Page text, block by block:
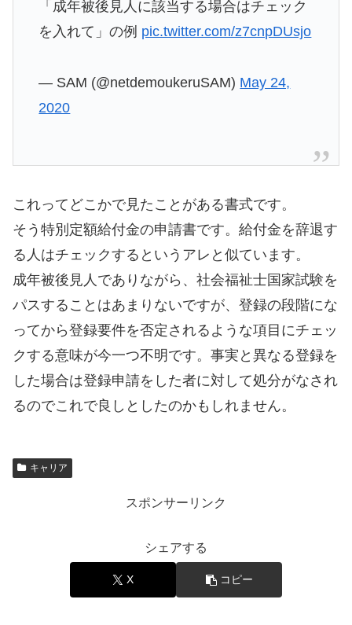
「成年被後見人に該当する場合はチェック
を入れて」の例 pic.twitter.com/z7cnpDUsjo
— SAM (@netdemoukeruSAM) May 24,
2020
これってどこかで見たことがある書式です。
そう特別定額給付金の申請書です。給付金を辞退す
る人はチェックするというアレと似ています。
成年被後見人でありながら、社会福祉士国家試験を
パスすることはあまりないですが、登録の段階にな
ってから登録要件を否定されるような項目にチェッ
クする意味が今一つ不明です。事実と異なる登録を
した場合は登録申請をした者に対して処分がなされ
るのでこれで良しとしたのかもしれません。
キャリア
スポンサーリンク
シェアする
X コピー